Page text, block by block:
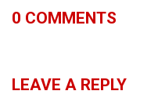
0 COMMENTS
LEAVE A REPLY